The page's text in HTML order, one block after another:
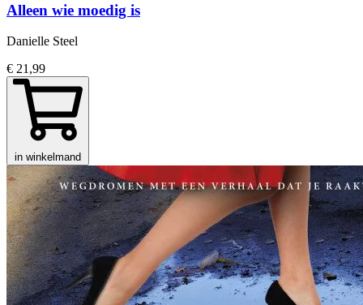
Alleen wie moedig is
Danielle Steel
€ 21,99
in winkelmand